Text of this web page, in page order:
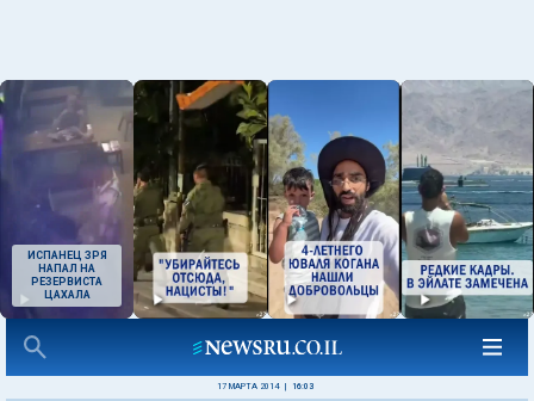
ИСПАНЕЦ ЗРЯ
НАПАЛ НА
РЕЗЕРВИСТА
ЦАХАЛА
17 МАРТА 2014 16:03